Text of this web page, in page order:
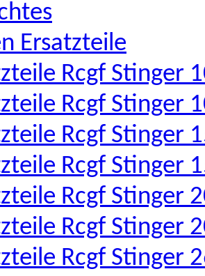
Ersatzteile
Rcgf Stinger
Rcgf Stinger
Rcgf Stinger
Rcgf Stinger
Rcgf Stinger
Rcgf Stinger
Rcgf Stinger